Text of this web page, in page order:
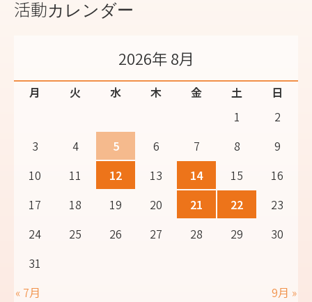
活動カレンダー
2026年 8月
月 火 水 木 金 土
日
1
2
3
4 5 6 7 8
9
10
11 12 13 14 15
16
17
18 19 20 21 22
23
24
25 26 27 28 29
30
31
« 7月
9月 »